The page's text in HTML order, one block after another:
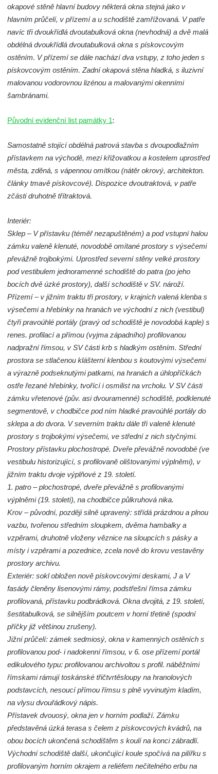
okapové stěně hlavní budovy některá okna stejná jako v
hlavním průčelí, v přízemí a u schodiště zamřížovaná. V patře
navíc tři dvoukřídlá dvoutabulková okna (nevhodná) a dvě malá
obdélná dvoukřídlá dvoutabulková okna s pískovcovým
ostěním. V přízemí se dále nachází dva vstupy, z toho jeden s
pískovcovým ostěním. Zadní okapová stěna hladká, s iluzivní
malovanou vodorovnou lizénou a malovanými okenními
šambránami.
Původní evidenční list památky 1:
Samostatně stojící obdélná patrová stavba s dvoupodlažním
přístavkem na východě, mezi křižovatkou a kostelem uprostřed
města, zděná, s vápennou omítkou (nátěr okrový, architekton.
články tmavě pískovcové). Dispozice dvoutraktová, v patře
zčásti druhotně třítraktová.
Interiér:
Sklep – V přístavku (téměř nezapuštěném) a pod vstupní halou
zámku valeně klenuté, novodobě omítané prostory s výsečemi
převážně trojbokými. Uprostřed severní stěny velké prostory
pod vestibulem jednoramenné schodiště do patra (po jeho
bocích dvě úzké prostory), další schodiště v SV. nároží.
Přízemí – v jižním traktu tři prostory, v krajních valená klenba s
výsečemi a hřebínky na hranách ve východní z nich (vestibul)
čtyři pravoúhlé portály (pravý od schodiště je novodobá kaple) s
renes. profilací a přímou (vyjma západního) profilovanou
nadpražní římsou, v SV části krb s hladkým ostěním. Střední
prostora se stlačenou klášterní klenbou s koutovými výsečemi
a výrazně podseknutými patkami, na hranách a úhlopříčkách
ostře řezané hřebínky, tvořící i osmilist na vrcholu. V SV části
zámku vřetenové (pův. asi dvouramenné) schodiště, podklenuté
segmentově, v chodbičce pod ním hladké pravoúhlé portály do
sklepa a do dvora. V severním traktu dále tři valeně klenuté
prostory s trojbokými výsečemi, ve střední z nich styčnými.
Prostory přístavku plochostropé. Dveře převážně novodobé (ve
vestibulu historizující, s profilovaně olištovanými výplněmi), v
jižním traktu dvoje výplňové z 19. století.
1. patro – plochostropé, dveře převážně s profilovanými
výplněmi (19. století), na chodbičce půlkruhová nika.
Krov – původní, později silně upravený: střídá prázdnou a plnou
vazbu, tvořenou středním sloupkem, dvěma hambalky a
vzpěrami, druhotně vloženy věznice na sloupcích s pásky a
místy i vzpěrami a pozednice, zcela nově do krovu vestavěny
prostory archivu.
Exteriér: sokl obložen nově pískovcovými deskami, J a V
fasády členěny lisenovými rámy, podstřešní římsa zámku
profilovaná, přístavku podbrádková. Okna dvojitá, z 19. století,
šestitabulková, se silnějším poutcem v horní třetině (spodní
příčky již většinou zrušeny).
Jižní průčelí: zámek sedmiosý, okna v kamenných ostěních s
profilovanou pod- i nadokenní římsou, v 6. ose přízemí portál
edikulového typu: profilovanou archivoltou s profil. náběžními
římskami rámují toskánské třičtvrtěsloupy na hranolových
podstavcích, nesoucí přímou římsu s plně vyvinutým kladím,
na vlysu dvouřádkový nápis.
Přístavek dvouosý, okna jen v horním podlaží. Zámku
představěná úzká terasa s čelem z pískovcových kvádrů, na
obou bocích ukončená schodištěm s koulí na konci zábradlí.
Východní schodiště další, ukončující koule spočívá na pilířku s
profilovaným horním okrajem a reliéfem nečitelného erbu na